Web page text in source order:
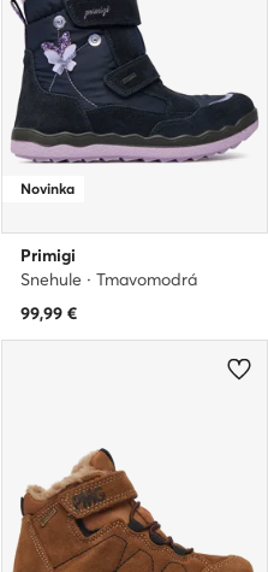
Novinka
Primigi
Snehule · Tmavomodrá
99,99 €